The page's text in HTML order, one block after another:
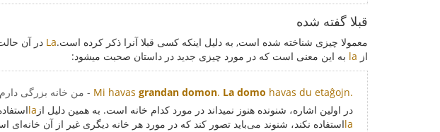
قبلا گفته شده
معمولا چیزی شناخته شده است, به دلیل اینکه کسی قبلا آنرا ذکر کرده است.La در آن
از la به این معنی است که در مورد چیزی جدید در داستان صحبت میشود:
Mi havas grandan domon. La domo havas du etaĝojn.
- من خانه بزرگی
در اولین اشاره، شنونده هنوز نمیداند در مورد کدام خانه است. به همین دلیل از la
laاستفاده نکند، شنوند می‌باید تصور کند که در مورد هر خانه دیگری غیر از آن